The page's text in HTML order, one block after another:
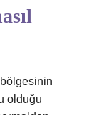
olduğu